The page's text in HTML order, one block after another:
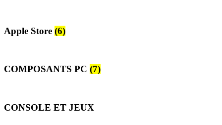
Apple Store (6)
COMPOSANTS PC (7)
CONSOLE ET JEUX